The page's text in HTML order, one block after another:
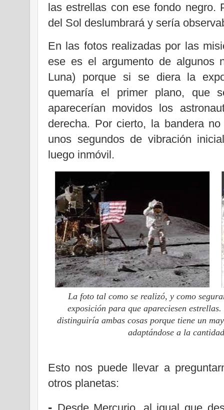
las estrellas con ese fondo negro.
del Sol deslumbrará y sería
En las fotos realizadas por las
ese es el argumento de algunos
Luna) porque si se diera la
quemaría el primer plano, que
aparecerían movidos los
derecha. Por cierto, la bandera
unos segundos de vibración
luego inmóvil.
La foto tal como se realizó, y como
exposición para que apareciesen
distinguiría ambas cosas porque tiene un
adaptándose a la
Esto nos puede llevar a
otros planetas:
-